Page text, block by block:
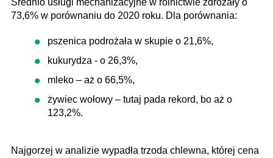
Średnio usługi mechanizacyjne w rolnictwie zdrożały o
73,6% w porównaniu do 2020 roku. Dla porównania:
pszenica podrożała w skupie o 21,6%,
kukurydza - o 26,3%,
mleko – aż o 66,5%,
żywiec wołowy – tutaj pada rekord, bo aż o
123,2%.
Najgorzej w analizie wypadła trzoda chlewna, której cena